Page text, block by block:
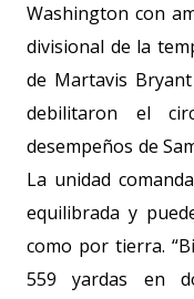
Washington con
divisional de la
de Martavis
debilitaron el
desempeños de
La unidad
equilibrada y
como por tierra.
559 yardas en